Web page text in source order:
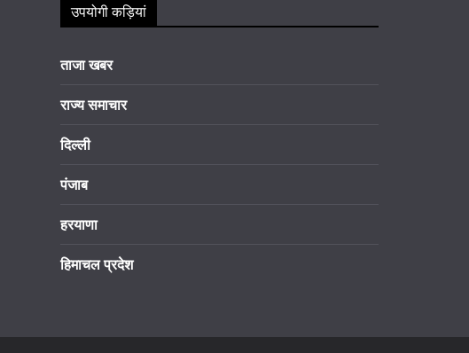
उपयोगी कड़ियां
ताजा खबर
राज्य समाचार
दिल्ली
पंजाब
हरयाणा
हिमाचल प्रदेश